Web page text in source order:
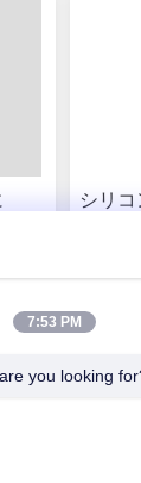
せ
シリコ
7:53 PM
you looking